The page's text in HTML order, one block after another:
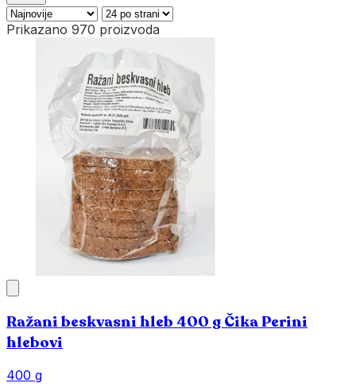
Prikazano 970 proizvoda
Ražani beskvasni hleb 400 g Čika Perini
hlebovi
400 g